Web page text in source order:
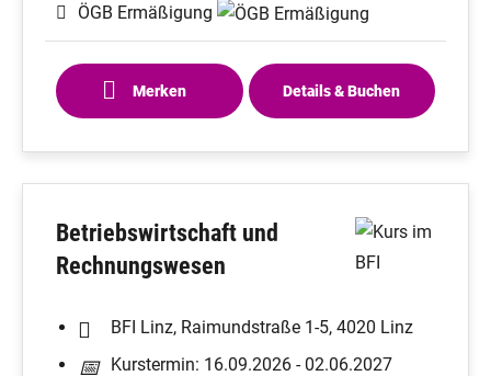
ÖGB Ermäßigung
Merken Details & Buchen
Betriebswirtschaft und
Rechnungswesen
BFI Linz, Raimundstraße 1-5, 4020 Linz
Kurstermin: 16.09.2026 - 02.06.2027